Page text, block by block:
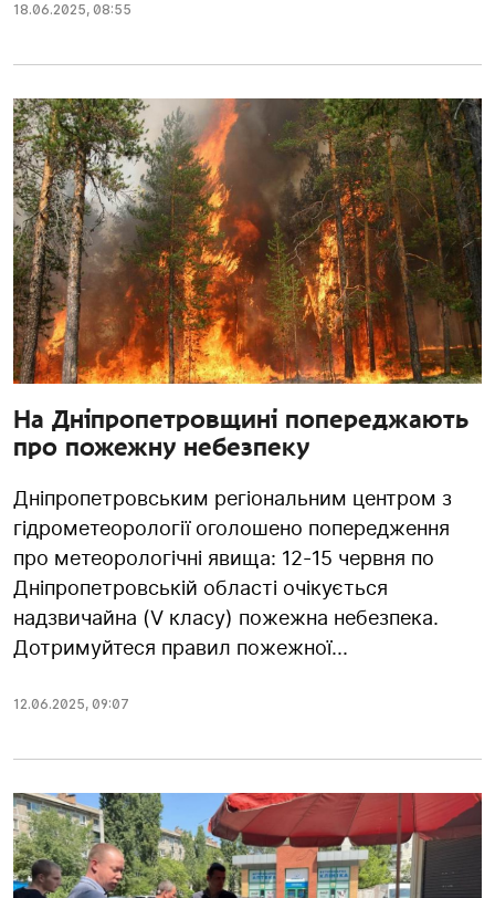
18.06.2025, 08:55
На Дніпропетровщині попереджають
про пожежну небезпеку
Дніпропетровським регіональним центром з
гідрометеорології оголошено попередження
про метеорологічні явища: 12-15 червня по
Дніпропетровській області очікується
надзвичайна (V класу) пожежна небезпека.
Дотримуйтеся правил пожежної...
12.06.2025, 09:07